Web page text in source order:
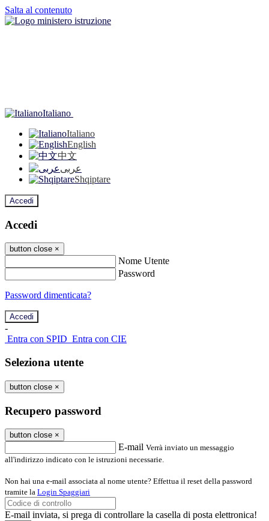
Salta al contenuto
Italiano
Italiano
English
中文
عربى
Shqiptare
Accedi
Accedi
button close ×
Nome Utente
Password
Password dimenticata?
-
Entra con SPID Entra con CIE
Seleziona utente
button close ×
Recupero password
button close ×
E-mail Verrà inviato un messaggio
all'indirizzo indicato con le istruzioni necessarie.
Non hai una e-mail associata al nome utente? Effettua il reset della password
tramite la Login Spaggiari
E-mail inviata, si prega di controllare la casella di posta elettronica!